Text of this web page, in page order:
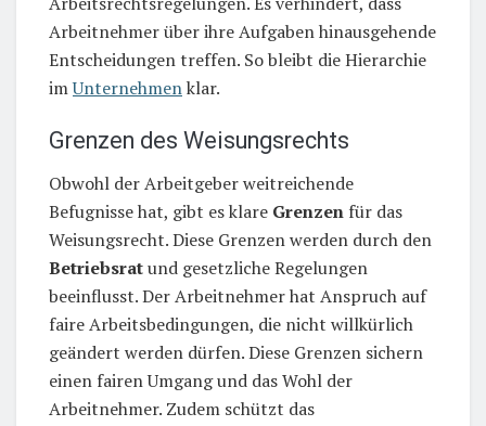
Arbeitnehmer über ihre Aufgaben hinausgehende
Entscheidungen treffen. So bleibt die Hierarchie
imUnternehmenklar.
Grenzen des Weisungsrechts
Obwohl der Arbeitgeber weitreichende
Befugnisse hat, gibt es klare Grenzen für das
Weisungsrecht. Diese Grenzen werden durch den
Betriebsratund gesetzliche Regelungen
beeinflusst. Der Arbeitnehmer hat Anspruch auf
faire Arbeitsbedingungen, die nicht willkürlich
geändert werden dürfen. Diese Grenzen sichern
einen fairen Umgang und das Wohl der
Arbeitnehmer. Zudem schützt das